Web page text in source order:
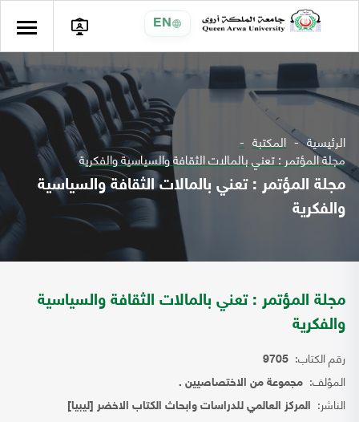
EN
الرئيسية المكتبة
مجلة المؤتمر : تعني بالمالات الثقافة والسياسية والفكرية
مجلة المؤتمر : تعني بالمالات الثقافة والسياسية
والفكرية
مجلة المؤتمر : تعني بالمالات الثقافة والسياسية
والفكرية
رقم الكتاب: 9705
المؤلف: مجموعة من الاختصاصيين .
الناشر: المركز العالمي للدراسات وابحاث الكتاب الاخضر [ليبيا]